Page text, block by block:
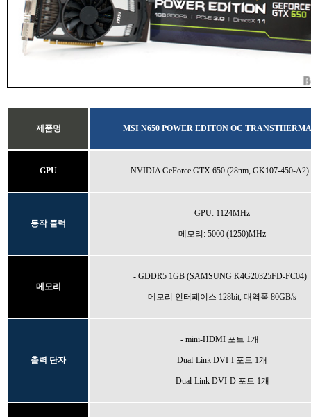
제품명 MSI N650 POWER EDITON OC
GPU NVIDIA GeForce GTX 650 (28nm, GK107-450-A2)
동작 클럭
- GPU: 1124MHz
- 메모리: 5000 (1250)MHz
메모리
- GDDR5 1GB (SAMSUNG K4G20325FD-FC04)
- 메모리 인터페이스 128bit, 대역폭 80GB/s
출력 단자
- mini-HDMI 포트 1개
- Dual-Link DVI-I 포트 1개
- Dual-Link DVI-D 포트 1개